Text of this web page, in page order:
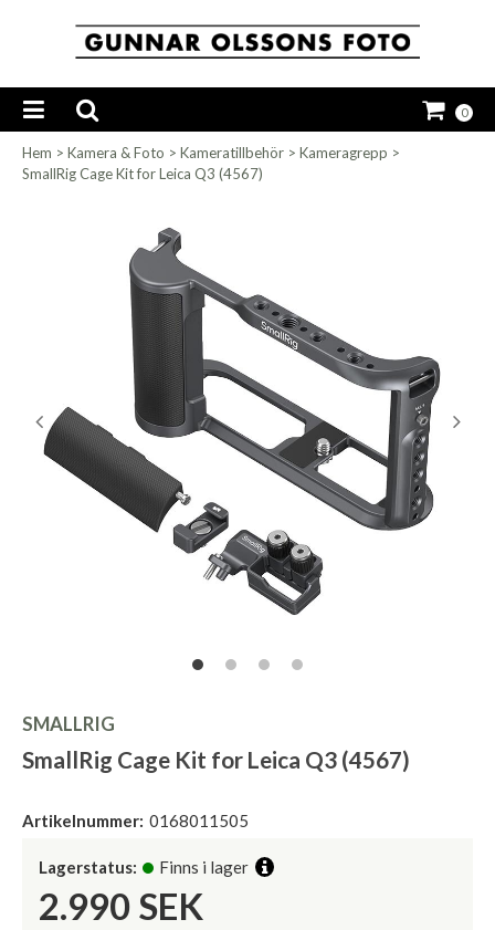
0
Hem > Kamera & Foto > Kameratillbehör > Kameragrepp >
SmallRig Cage Kit for Leica Q3 (4567)
SMALLRIG
SmallRig Cage Kit for Leica Q3 (4567)
Artikelnummer: 0168011505
Lagerstatus: Finns i lager
2.990 SEK